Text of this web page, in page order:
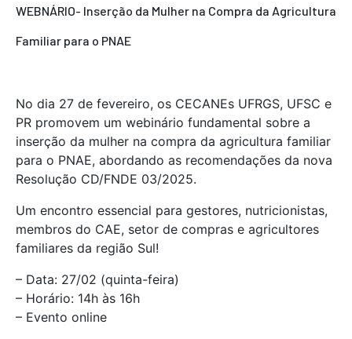
WEBNÁRIO- Inserção da Mulher na Compra da Agricultura
Familiar para o PNAE
No dia 27 de fevereiro, os CECANEs UFRGS, UFSC e
PR promovem um webinário fundamental sobre a
inserção da mulher na compra da agricultura familiar
para o PNAE, abordando as recomendações da nova
Resolução CD/FNDE 03/2025.
Um encontro essencial para gestores, nutricionistas,
membros do CAE, setor de compras e agricultores
familiares da região Sul!
– Data: 27/02 (quinta-feira)
– Horário: 14h às 16h
– Evento online